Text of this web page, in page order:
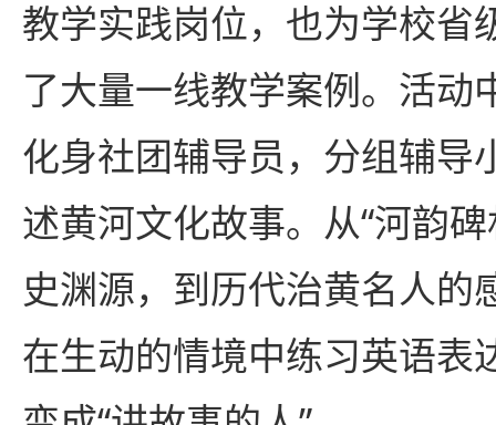
教学实践岗位，也为学校省
了大量一线教学案例。活动
化身社团辅导员，分组辅导
述黄河文化故事。从“河韵
史渊源，到历代治黄名人的
在生动的情境中练习英语表